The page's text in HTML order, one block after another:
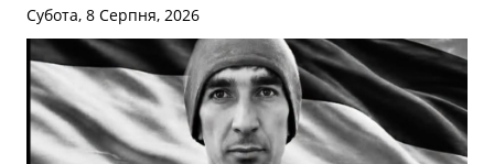
Субота, 8 Серпня, 2026